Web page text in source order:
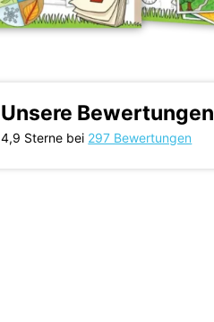
Unsere Bewertungen
4,9 Sterne bei 297 Bewertungen